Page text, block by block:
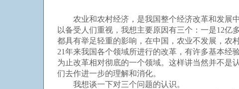
农业和农村经济，是我国整个经济改革和发展中
以备受人们重视，我想主要原因有三个：一是12
都具有举足轻重的影响，在中国，农业不发展，农
21年来我国各个领域所进行的改革，有许多基本经
为止改革相对彻底的一个领域。这样讲当然并不是
们去作进一步的理解和消化。
我想谈一下对三个问题的认识。